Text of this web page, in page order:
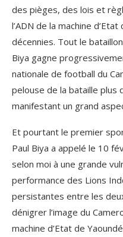
des pièges, des lois et
l’ADN de la machine
décennies. Tout le
Biya gagne
nationale de football du
pelouse de la bataille plus
manifestant un grand
Et pourtant le premier
Paul Biya a appelé le 10
selon moi à une grande
performance des Lions
persistantes entre les
dénigrer l’image du
machine d’Etat de